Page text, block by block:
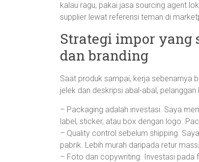
kalau ragu, pakai jasa sourcing agent
supplier lewat referensi teman di
Strategi impor yang
dan branding
Saat produk sampai, kerja sebenarnya
jelek dan deskripsi abal-abal,
– Packaging adalah investasi. Saya
label, sticker, atau box dengan logo.
– Quality control sebelum shipping.
pabrik. Lebih murah daripada retur
– Foto dan copywriting. Investasi pada